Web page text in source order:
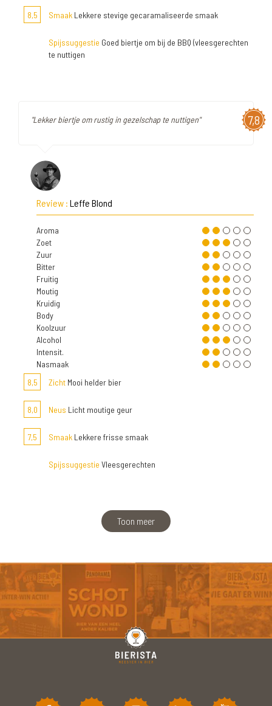
8,5 Smaak Lekkere stevige gecaramaliseerde smaak
Spijssuggestie Goed biertje om bij de BBQ (vleesgerechten
te nuttigen
7,8
"Lekker biertje om rustig in gezelschap te nuttigen"
Review : Leffe Blond
Aroma
Zoet
Zuur
Bitter
Fruitig
Moutig
Kruidig
Body
Koolzuur
Alcohol
Intensit.
Nasmaak
8,5
Zicht Mooi helder bier
8,0 Neus Licht moutige geur
7,5 Smaak Lekkere frisse smaak
Spijssuggestie Vleesgerechten
Toon meer